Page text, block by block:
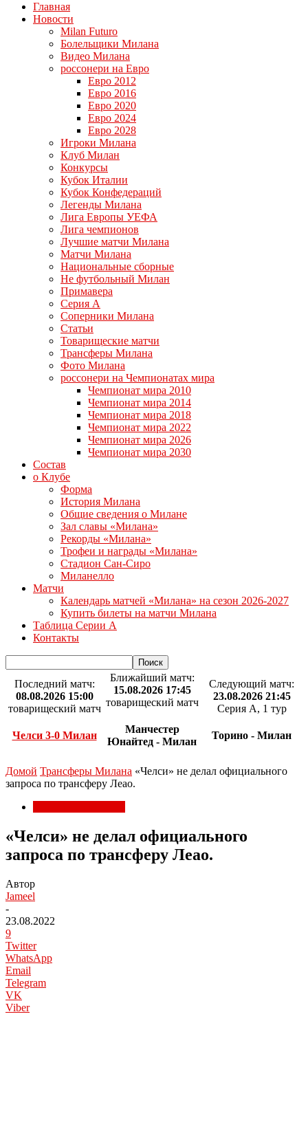
Главная
Новости
Milan Futuro
Болельщики Милана
Видео Милана
россонери на Евро
Евро 2012
Евро 2016
Евро 2020
Евро 2024
Евро 2028
Игроки Милана
Клуб Милан
Конкурсы
Кубок Италии
Кубок Конфедераций
Легенды Милана
Лига Европы УЕФА
Лига чемпионов
Лучшие матчи Милана
Матчи Милана
Национальные сборные
Не футбольный Милан
Примавера
Серия А
Соперники Милана
Статьи
Товарищеские матчи
Трансферы Милана
Фото Милана
россонери на Чемпионатах мира
Чемпионат мира 2010
Чемпионат мира 2014
Чемпионат мира 2018
Чемпионат мира 2022
Чемпионат мира 2026
Чемпионат мира 2030
Состав
о Клубе
Форма
История Милана
Общие сведения о Милане
Зал славы «Милана»
Рекорды «Милана»
Трофеи и награды «Милана»
Стадион Сан-Сиро
Миланелло
Матчи
Календарь матчей «Милана» на сезон 2026-2027
Купить билеты на матчи Милана
Таблица Серии А
Контакты
Последний матч:
08.08.2026 15:00
товарищеский матч
Челси 3-0 Милан
Ближайший матч:
15.08.2026 17:45
товарищеский матч
Манчестер
Юнайтед - Милан
Следующий матч:
23.08.2026 21:45
Серия А, 1 тур
Торино - Милан
Домой Трансферы Милана «Челси» не делал официального
запроса по трансферу Леао.
«Челси» не делал официального
запроса по трансферу Леао.
Автор
Jameel
-
23.08.2022
9
Twitter
WhatsApp
Email
Telegram
VK
Viber